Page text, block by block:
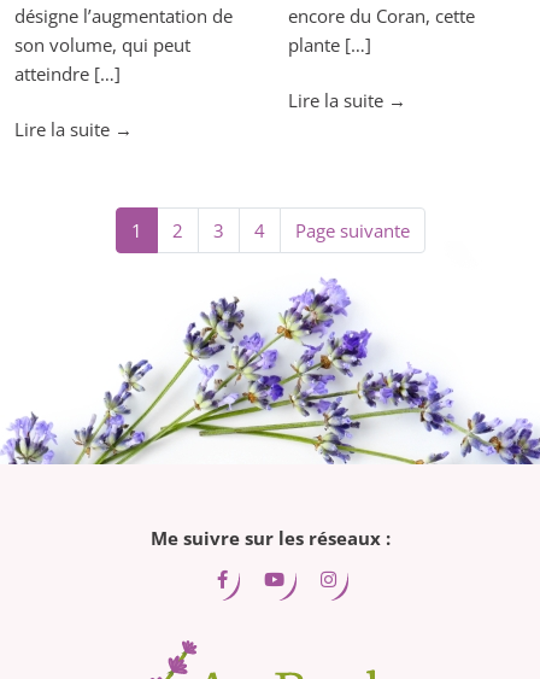
désigne l’augmentation de
son volume, qui peut
atteindre […]
Lire la suite "La
problème
de
→
encore du Coran, cette
plante […]
Lire la suite "Quel
toux?"
→
1 2 3 4 Page suivante
Me suivre sur les réseaux :